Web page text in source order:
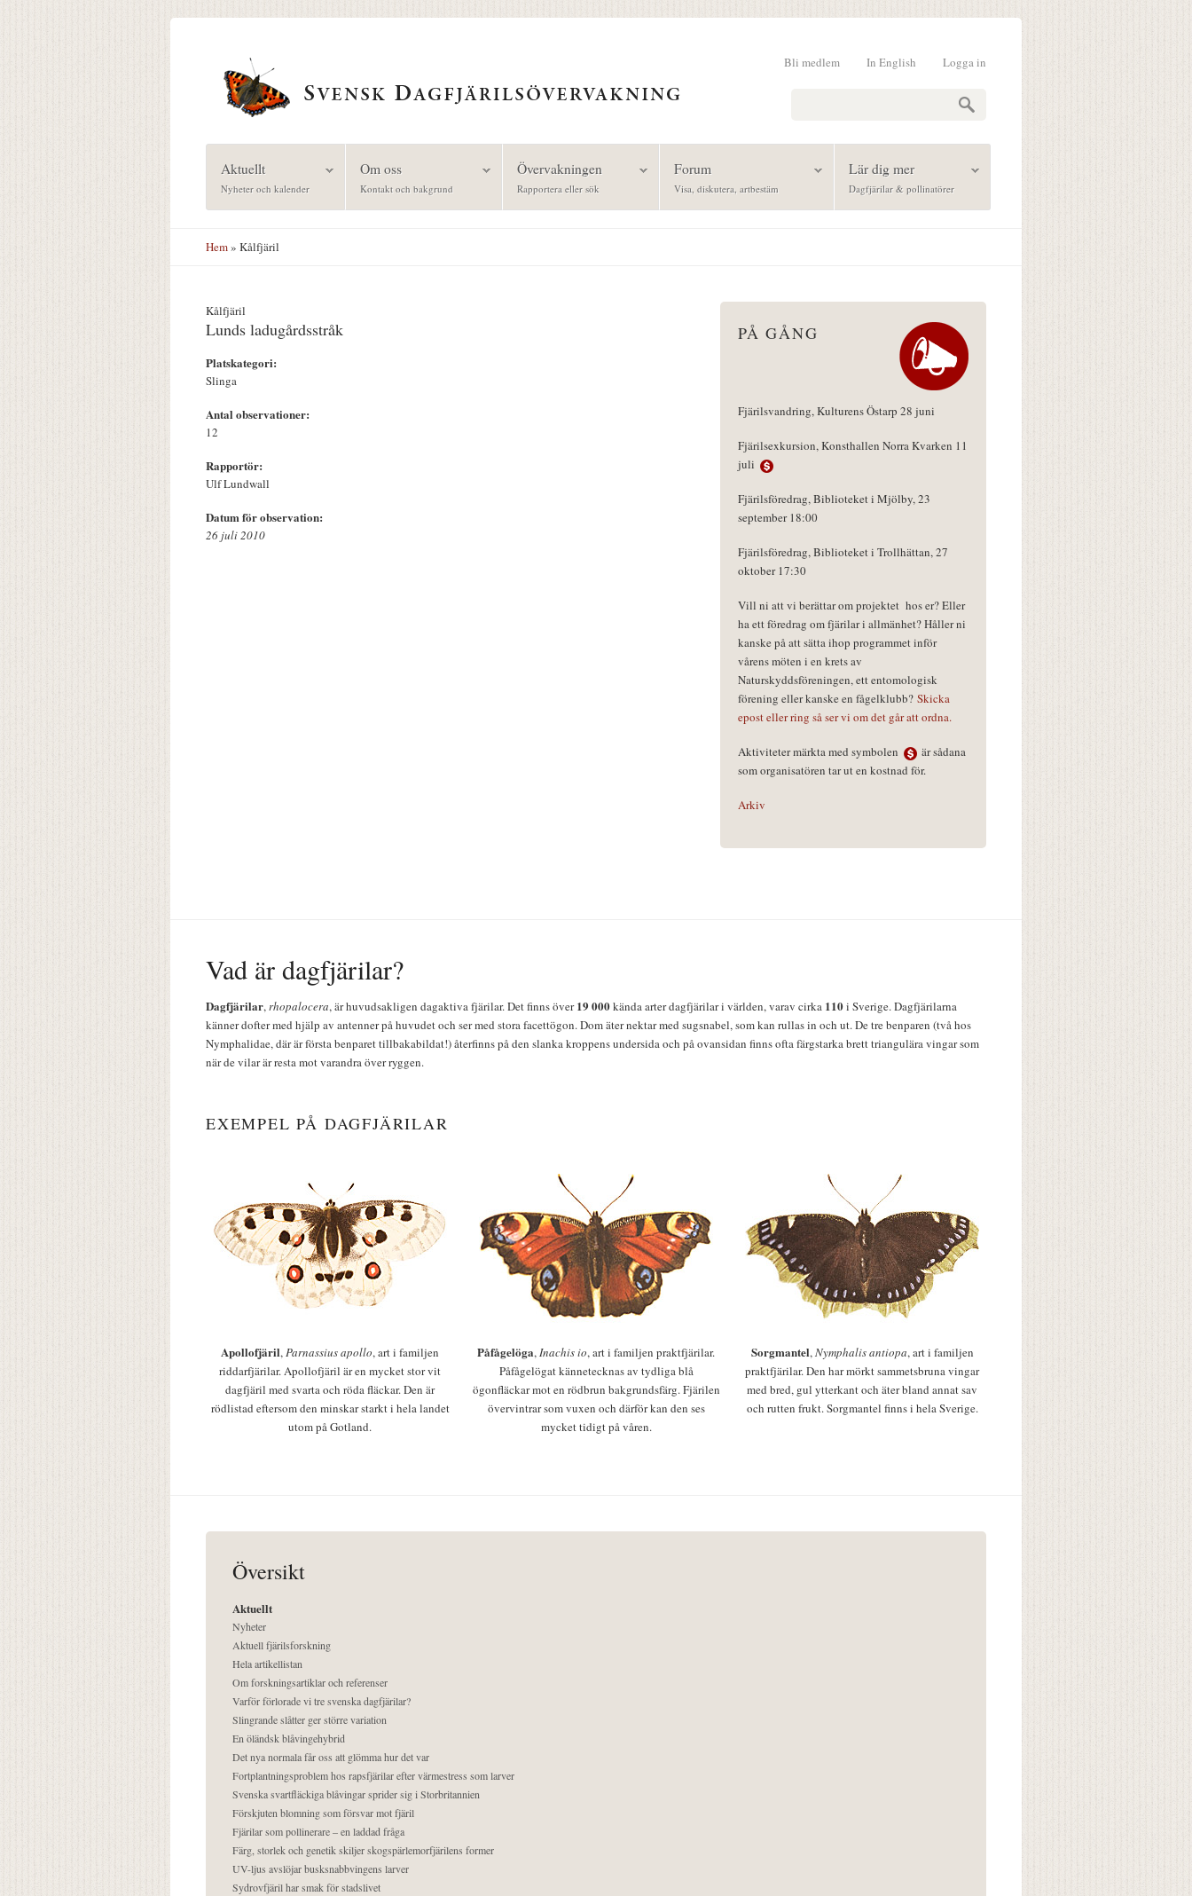
Logga in
In English
Bli medlem
Aktuellt
Nyheter och kalender
Om oss
Kontakt och bakgrund
Övervakningen
Rapportera eller sök
Forum
Visa, diskutera, artbestäm
Lär dig mer
Dagfjärilar & pollinatörer
Hem» Kålfjäril
Kålfjäril
Lunds ladugårdsstråk
Platskategori:
Slinga
Antal observationer:
12
Rapportör:
Ulf Lundwall
Datum för observation:
26 juli 2010
PÅ GÅNG
Fjärilsvandring, Kulturens Östarp 28 juni
Fjärilsexkursion, Konsthallen Norra Kvarken 11
juli
Fjärilsföredrag, Biblioteket i Mjölby, 23
september 18:00
Fjärilsföredrag, Biblioteket i Trollhättan, 27
oktober 17:30
Vill ni att vi berättar om projektet hos er? Eller
ha ett föredrag om fjärilar i allmänhet? Håller ni
kanske på att sätta ihop programmet inför
vårens möten i en krets av
Naturskyddsföreningen, ett entomologisk
förening eller kanske en fågelklubb? Skicka
epost eller ring så ser vi om det går att ordna.
Aktiviteter märkta med symbolen
är sådana
som organisatören tar ut en kostnad för.
Arkiv
Vad är dagfjärilar?
Dagfjärilar,rhopalocera, är huvudsakligen dagaktiva fjärilar. Det finns över19 000kända arter dagfjärilar i världen, varav cirka 110i Sverige. Dagfjärilarna
känner dofter med hjälp av antenner på huvudet och ser med stora facettögon. Dom äter nektar med sugsnabel, som kan rullas in och ut. De tre benparen (två hos
Nymphalidae, där är första benparet tillbakabildat!) återfinns på den slanka kroppens undersida och på ovansidan finns ofta färgstarka brett triangulära vingar som
när de vilar är resta mot varandra över ryggen.
EXEMPEL PÅ DAGFJÄRILAR
Apollofjäril,Parnassius apollo, art i familjen
riddarfjärilar. Apollofjäril är en mycket stor vit
dagfjäril med svarta och röda fläckar. Den är
rödlistad eftersom den minskar starkt i hela landet
utom på Gotland.
Påfågelöga,Inachis io, art i familjen praktfjärilar.
Påfågelögat kännetecknas av tydliga blå
ögonfläckar mot en rödbrun bakgrundsfärg. Fjärilen
övervintrar som vuxen och därför kan den ses
mycket tidigt på våren.
Sorgmantel,Nymphalis antiopa, art i familjen
praktfjärilar. Den har mörkt sammetsbruna vingar
med bred, gul ytterkant och äter bland annat sav
och rutten frukt. Sorgmantel finns i hela Sverige.
Översikt
Aktuellt
Nyheter
Aktuell fjärilsforskning
Hela artikellistan
Om forskningsartiklar och referenser
Varför förlorade vi tre svenska dagfjärilar?
Slingrande slåtter ger större variation
En öländsk blåvingehybrid
Det nya normala får oss att glömma hur det var
Fortplantningsproblem hos rapsfjärilar efter värmestress som larver
Svenska svartfläckiga blåvingar sprider sig i Storbritannien
Förskjuten blomning som försvar mot fjäril
Fjärilar som pollinerare – en laddad fråga
Färg, storlek och genetik skiljer skogspärlemorfjärilens former
UV-ljus avslöjar busksnabbvingens larver
Sydrovfjäril har smak för stadslivet